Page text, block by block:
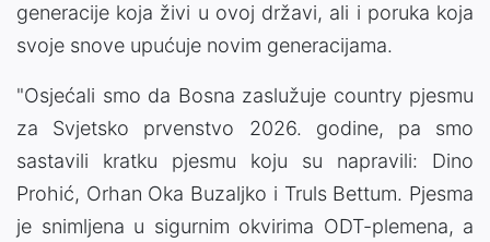
generacije koja živi u ovoj državi, ali i poruka koja
svoje snove upućuje novim generacijama.
"Osjećali smo da Bosna zaslužuje country pjesmu
za Svjetsko prvenstvo 2026. godine, pa smo
sastavili kratku pjesmu koju su napravili: Dino
Prohić, Orhan Oka Buzaljko i Truls Bettum. Pjesma
je snimljena u sigurnim okvirima ODT-plemena, a